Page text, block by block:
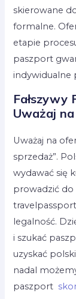
skierowane
formalne.
etapie
paszport
indywidualne
Fałszywy
Uważaj
Uważaj na
sprzedaż”.
wydawać się
prowadzić do
legalność.
i szukać
uzyskać
nadal
paszport